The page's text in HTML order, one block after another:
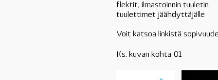
flektit, ilmastoinnin tuuletin
tuulettimet jäähdyttäjälle
Voit katsoa linkistä
Ks. kuvan kohta 01